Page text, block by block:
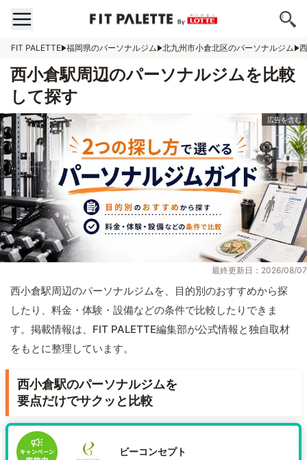
FIT PALETTE 福岡県のパーソナルジム 北九州市小倉北区のパーソナルジム
西小倉駅周辺のパーソナルジムを比較
して探す
最終更新日：2026/08/07
西小倉駅周辺のパーソナルジムを、目的別のおすすめから探
したり、料金・体験・設備などの条件で比較したりできま
す。掲載情報は、FIT PALETTE編集部が公式情報と独自取材
をもとに整理しています。
西小倉駅のパーソナルジムを
要点だけでサクッと比較
ビーコンセプト